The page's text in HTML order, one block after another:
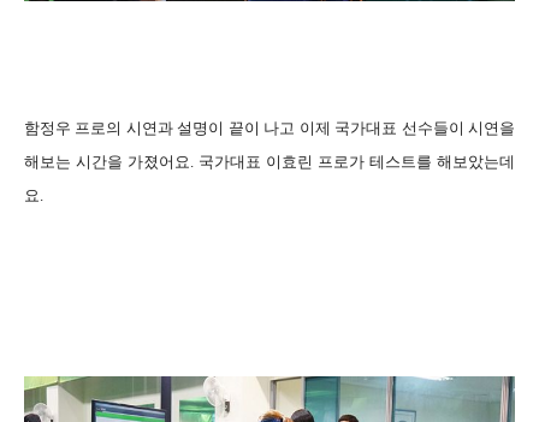
함정우 프로의 시연과 설명이 끝이 나고 이제 국가대표 선수들이 시연을
해보는 시간을 가졌어요. 국가대표 이효린 프로가 테스트를 해보았는데
요.